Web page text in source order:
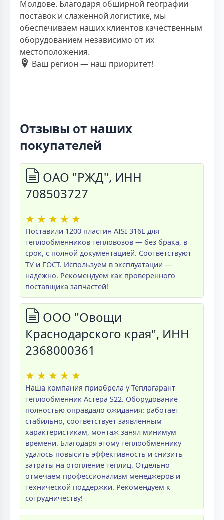
Молдове. Благодаря обширной географии
поставок и слаженной логистике, мы
обеспечиваем наших клиентов качественным
оборудованием независимо от их
местоположения.
Ваш регион — наш приоритет!
Отзывы от наших
покупателей
ОАО "РЖД", ИНН
708503727
★ ★ ★ ★ ★
Поставили 1200 пластин AISI 316L для
теплообменников тепловозов — без брака, в
срок, с полной документацией. Соответствуют
ТУ и ГОСТ. Используем в эксплуатации —
надёжно. Рекомендуем как проверенного
поставщика запчастей!
ООО "Овощи
Краснодарского края", ИНН
2368000361
★ ★ ★ ★ ★
Наша компания приобрела у Теплогарант
теплообменник Астера S22. Оборудование
полностью оправдало ожидания: работает
стабильно, соответствует заявленным
характеристикам, монтаж занял минимум
времени. Благодаря этому теплообменнику
удалось повысить эффективность и снизить
затраты на отопление теплиц. Отдельно
отмечаем профессионализм менеджеров и
технической поддержки. Рекомендуем к
сотрудничеству!